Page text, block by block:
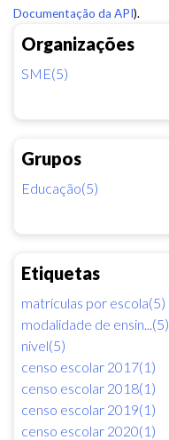
Organizações
SME(5)
Grupos
Educação(5)
Etiquetas
matrículas por escola(5)
modalidade de ensin...(5)
nível(5)
censo escolar 2017(1)
censo escolar 2018(1)
censo escolar 2019(1)
censo escolar 2020(1)
Documentação da API).